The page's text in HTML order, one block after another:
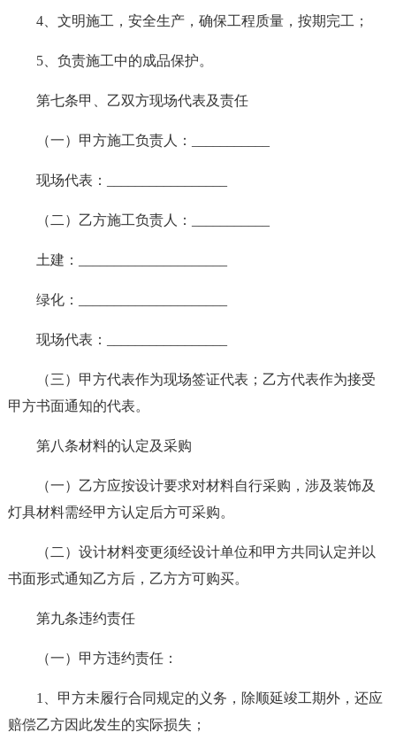
4、文明施工，安全生产，确保工程质量，按期完工；
5、负责施工中的成品保护。
第七条甲、乙双方现场代表及责任
（一）甲方施工负责人：___________
现场代表：_________________
（二）乙方施工负责人：___________
土建：_____________________
绿化：_____________________
现场代表：_________________
（三）甲方代表作为现场签证代表；乙方代表作为接受
甲方书面通知的代表。
第八条材料的认定及采购
（一）乙方应按设计要求对材料自行采购，涉及装饰及
灯具材料需经甲方认定后方可采购。
（二）设计材料变更须经设计单位和甲方共同认定并以
书面形式通知乙方后，乙方方可购买。
第九条违约责任
（一）甲方违约责任：
1、甲方未履行合同规定的义务，除顺延竣工期外，还应
赔偿乙方因此发生的实际损失；